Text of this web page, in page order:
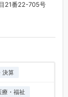
21番22-705号
決算
療・福祉